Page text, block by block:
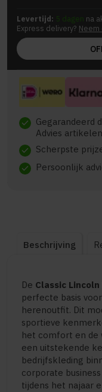
Levertijd: 5 dagen na
Express delivery?
check Gegarandeerd
Advies artikelen
check Scherpste
check Persoonlijk
Beschrijving
De Classic
perfecte basis
herenoutfit. Dit
sportieve
het comfort en de
een uitstekende
bedrijfskleding
corporate
tijdens het najaar